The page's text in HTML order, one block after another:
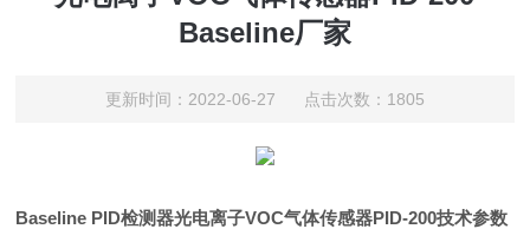
Baseline厂家
更新时间：2022-06-27 点击次数：1805
Baseline PID检测器光电离子VOC气体传感器PID-200技术参数